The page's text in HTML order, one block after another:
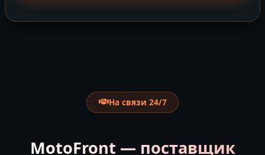
На связи 24/7
MotoFront — поставщик